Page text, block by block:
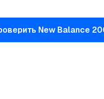
New Balance